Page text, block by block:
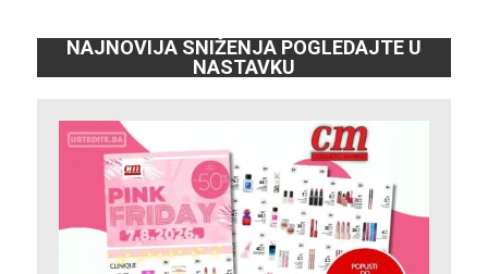
NAJNOVIJA SNIŽENJA POGLEDAJTE U
NASTAVKU